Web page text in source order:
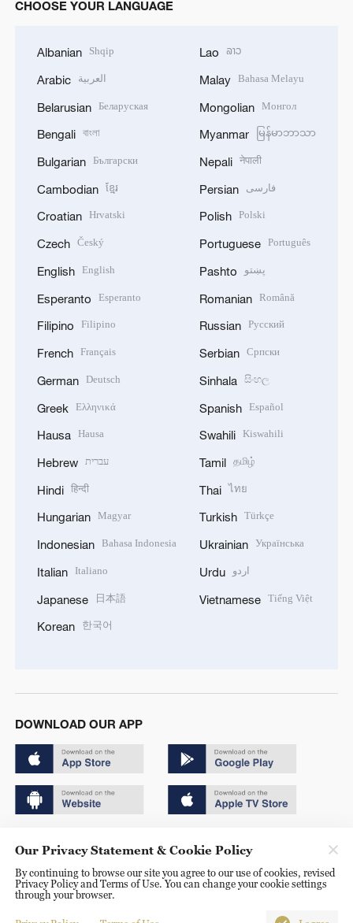
CHOOSE YOUR LANGUAGE
Albanian Shqip
Arabic العربية
Belarusian Беларуская
Bengali বাংলা
Bulgarian Български
Cambodian ខ្មែរ
Croatian Hrvatski
Czech Český
English English
Esperanto Esperanto
Filipino Filipino
French Français
German Deutsch
Greek Ελληνικά
Hausa Hausa
Hebrew עברית
Hindi हिन्दी
Hungarian Magyar
Indonesian Bahasa Indonesia
Italian Italiano
Japanese 日本語
Korean 한국어
Lao ລາວ
Malay Bahasa Melayu
Mongolian Монгол
Myanmar မြန်မာဘာသာ
Nepali नेपाली
Persian فارسی
Polish Polski
Portuguese Português
Pashto پښتو
Romanian Română
Russian Русский
Serbian Српски
Sinhala සිංහල
Spanish Español
Swahili Kiswahili
Tamil தமிழ்
Thai ไทย
Turkish Türkçe
Ukrainian Українська
Urdu اردو
Vietnamese Tiếng Việt
DOWNLOAD OUR APP
京ICP备20000184号
京公网安备 11010502050052号
Disinformation report hotline: 010-85061466
Our Privacy Statement & Cookie Policy
By continuing to browse our site you agree to our use of cookies, revised
Privacy Policy and Terms of Use. You can change your cookie settings
through your browser.